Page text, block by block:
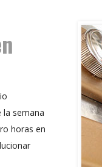
la semana
horas en